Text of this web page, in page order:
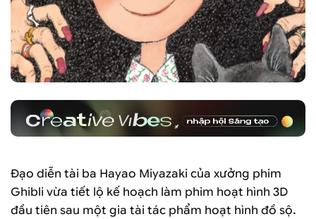
Đạo diễn tài ba Hayao Miyazaki của xưởng phim
Ghibli vừa tiết lộ kế hoạch làm phim hoạt hình 3D
đầu tiên sau một gia tài tác phẩm hoạt hình đồ sộ.